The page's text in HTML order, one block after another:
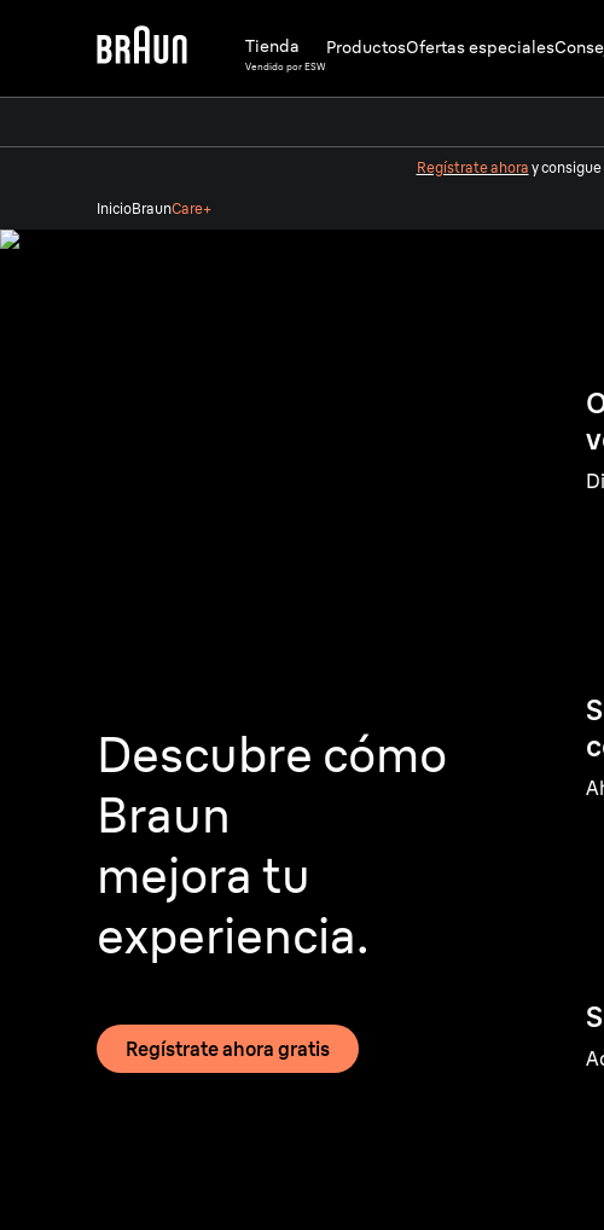
Tienda
Vendido por ESW
ProductosOfertas especiales
Regístrate ahora y
InicioBraunCare+
BraunCare+
Descubre cómo
Braun
mejora tu
experiencia.
Regístrate ahora gratis